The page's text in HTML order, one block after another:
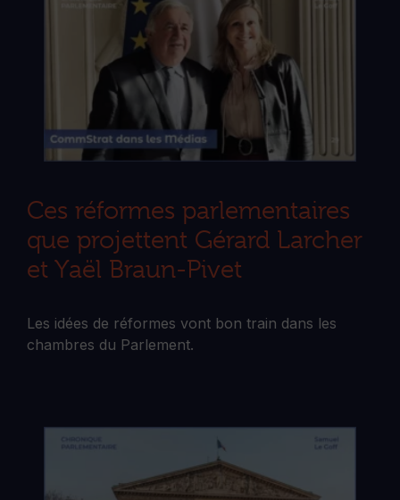
Ces réformes parlementaires
que projettent Gérard Larcher
et Yaël Braun-Pivet
Les idées de réformes vont bon train dans les
chambres du Parlement.